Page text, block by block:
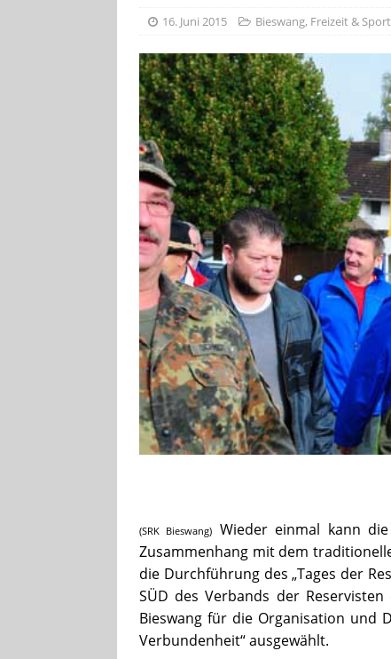
[ 4. August
Aiwanger
[ 7. August
Pappenheim
16. Juni 2015 Bieswang, Freizeit & Sport
(SRK Bieswang)
Wieder einmal kann die
Zusammenhang mit dem
die Durchführung des „Tages der
SÜD des Verbands der
Bieswang für die Organisation und
Verbundenheit“ ausgewählt.